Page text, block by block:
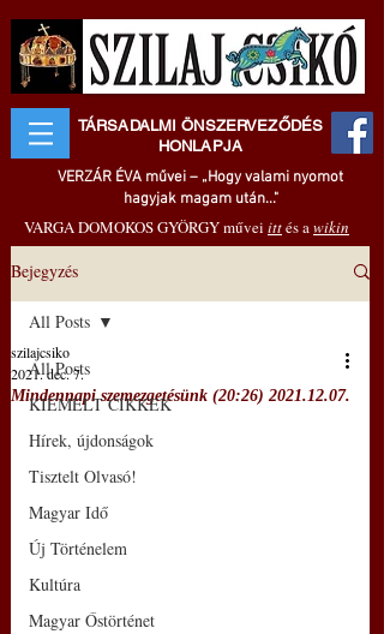
TÁRSADALMI ÖNSZERVEZŐDÉS
HONLAPJA
VERZÁR ÉVA művei – „Hogy valami nyomot
hagyjak magam után..."
VARGA DOMOKOS GYÖRGY művei ittés awikin
Bejegyzés
All Posts
KIEMELT CIKKEK
Hírek, újdonságok
Tisztelt Olvasó!
Magyar Idő
Új Történelem
Kultúra
Magyar Őstörténet
All Posts
Mindennapi szemezgetésünk (20:26) 2021.12.07.
szilajcsiko
2021. dec. 7.